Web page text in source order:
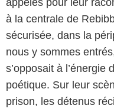
appelés pour leur
à la centrale de
sécurisée, dans la
nous y sommes
s’opposait à l’énergie
poétique. Sur leur
prison, les détenus